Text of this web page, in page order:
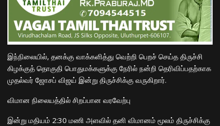
​இந்நிலையில், தனக்கு வாக்களித்து வெற்றி பெறச் செய்த திருச்சி
கிழக்குத் தொகுதி பொதுமக்களுக்கு நேரில் நன்றி தெரிவிப்பதற்காக
முதல்வர் ஜோசப் விஜய் இன்று திருச்சிக்கு வருகிறார்.
​விமான நிலையத்தில் சிறப்பான வரவேற்பு
​இன்று மதியம் 2:30 மணி அளவில் தனி விமானம் மூலம் திருச்சிக்கு